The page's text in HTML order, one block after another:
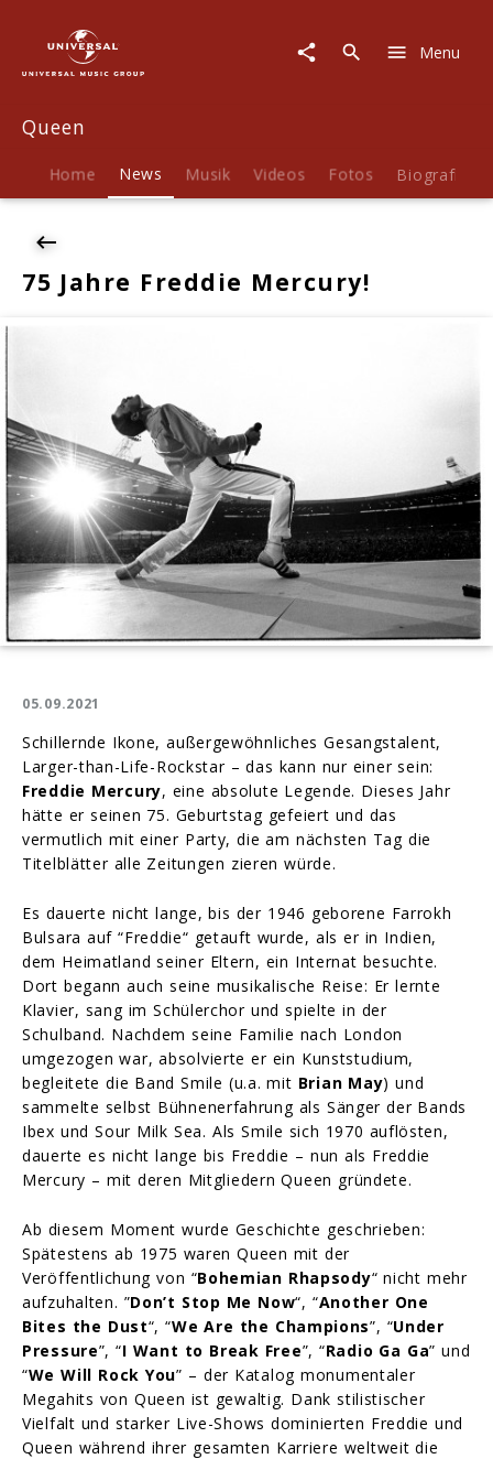
Jahre
Mercury!
Menu
Queen
Home News Musik Videos Fotos Biografie
75 Jahre Freddie Mercury!
05.09.2021
Schillernde Ikone, außergewöhnliches Gesangstalent,
Larger-than-Life-Rockstar – das kann nur einer sein:
Freddie Mercury, eine absolute Legende. Dieses Jahr
hätte er seinen 75. Geburtstag gefeiert und das
vermutlich mit einer Party, die am nächsten Tag die
Titelblätter alle Zeitungen zieren würde.
Es dauerte nicht lange, bis der 1946 geborene Farrokh
Bulsara auf “Freddie“ getauft wurde, als er in Indien,
dem Heimatland seiner Eltern, ein Internat besuchte.
Dort begann auch seine musikalische Reise: Er lernte
Klavier, sang im Schülerchor und spielte in der
Schulband. Nachdem seine Familie nach London
umgezogen war, absolvierte er ein Kunststudium,
begleitete die Band Smile (u.a. mit Brian May) und
sammelte selbst Bühnenerfahrung als Sänger der Bands
Ibex und Sour Milk Sea. Als Smile sich 1970 auflösten,
dauerte es nicht lange bis Freddie – nun als Freddie
Mercury – mit deren Mitgliedern Queen gründete.
Ab diesem Moment wurde Geschichte geschrieben:
Spätestens ab 1975 waren Queen mit der
Veröffentlichung von “Bohemian Rhapsody“ nicht mehr
aufzuhalten. ”Don’t Stop Me Now“, “Another One
Bites the Dust“, “We Are the Champions”, “Under
Pressure”, “I Want to Break Free”, “Radio Ga Ga” und
“We Will Rock You” – der Katalog monumentaler
Megahits von Queen ist gewaltig. Dank stilistischer
Vielfalt und starker Live-Shows dominierten Freddie und
Queen während ihrer gesamten Karriere weltweit die